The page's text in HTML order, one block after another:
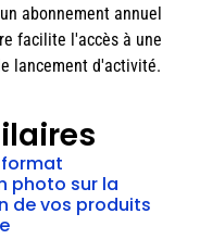
format
photo sur la
de vos produits
abonnement annuel
facilite l'accès à une
lancement d'activité.